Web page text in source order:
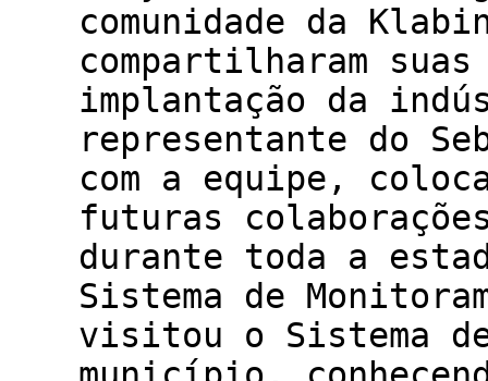
comunidade da
compartilharam
implantação da
representante do
com a equipe,
futuras
durante toda a
Sistema de
visitou o Sistema